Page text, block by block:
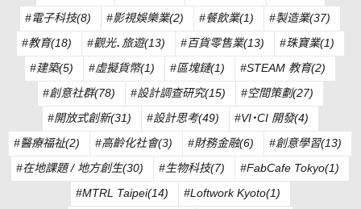
#電子科技(8)
#影視娛樂業(2) #餐飲業(1)
#製造業(37)
#教育(18)
#觀光．旅遊(13) #百貨零售業(13)
#珠寶業(1)
#建築(5)
#虛擬貨幣(1) #區塊鏈(1)
#STEAM 教育(2)
#創意社群(78)
#設計調查研究(15)
#空間策劃(27)
#開放式創新(31)
#設計思考(49)
#VI・CI 開發(4)
#醫療福祉(2)
#高齡化社會(3) #財務金融(6)
#創意學習(13)
#在地課題 / 地方創生(30)
#生物科技(7)
#FabCafe Tokyo(1)
#MTRL Taipei(14)
#Loftwork Kyoto(1)